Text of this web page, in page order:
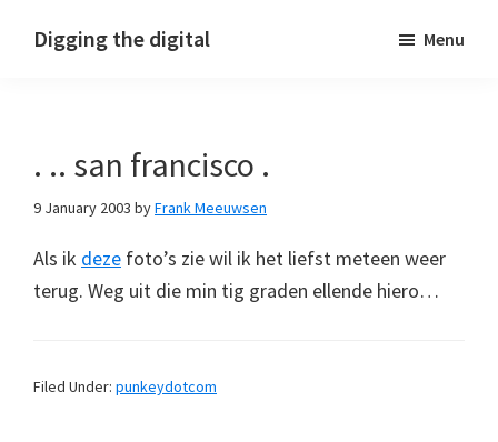
Digging the digital Menu
. .. san francisco .
9 January 2003 byFrank Meeuwsen
Als ik deze foto’s zie wil ik het liefst meteen weer
terug. Weg uit die min tig graden ellende hiero…
Filed Under: punkeydotcom